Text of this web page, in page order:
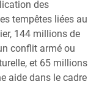
des
tempêtes liées au
144 millions de
conflit armé ou
et 65 millions
aide dans le cadre